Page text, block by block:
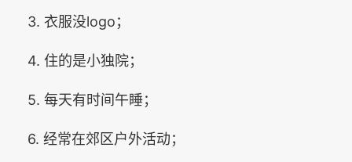
3. 衣服没logo；
4. 住的是小独院；
5. 每天有时间午睡；
6. 经常在郊区户外活动；